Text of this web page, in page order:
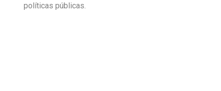
políticas públicas.